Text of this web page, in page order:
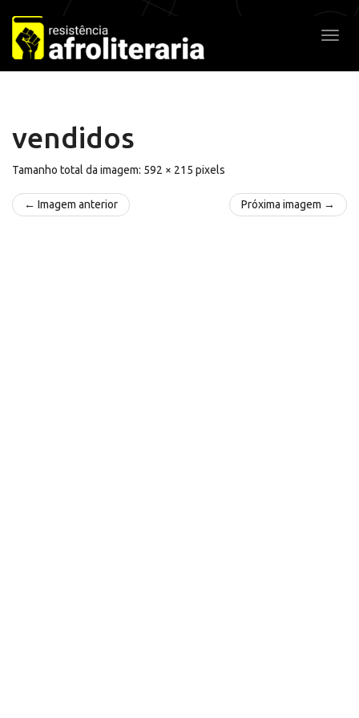
Pular
para
o
conteúdo
vendidos
Tamanho total da imagem: 592 × 215 pixels
← Imagem anterior Próxima imagem →